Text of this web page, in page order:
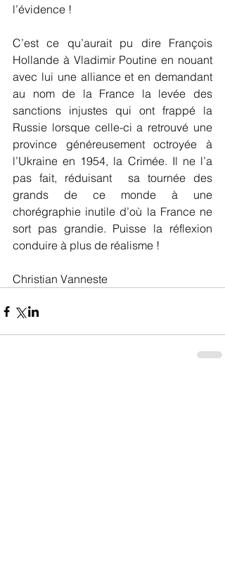
l’évidence !
C’est ce qu’aurait pu dire François
Hollande à Vladimir Poutine en nouant
avec lui une alliance et en demandant
au nom de la France la levée des
sanctions injustes qui ont frappé la
Russie lorsque celle-ci a retrouvé une
province généreusement octroyée à
l’Ukraine en 1954, la Crimée. Il ne l’a
pas fait, réduisant  sa tournée des
grands de ce monde à une
chorégraphie inutile d’où la France ne
sort pas grandie. Puisse la réflexion
conduire à plus de réalisme !
Christian Vanneste